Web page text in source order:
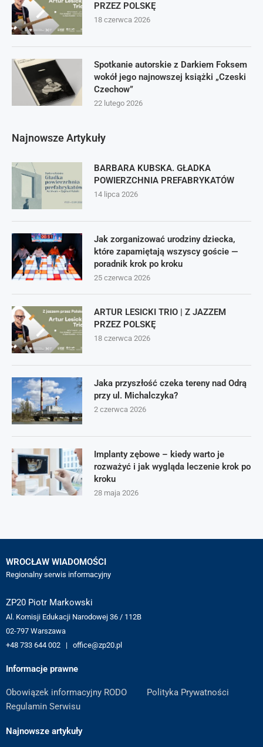
PRZEZ POLSKĘ
18 czerwca 2026
Spotkanie autorskie z Darkiem Foksem
wokół jego najnowszej książki „Czeski
Czechow”
22 lutego 2026
Najnowsze Artykuły
BARBARA KUBSKA. GŁADKA
POWIERZCHNIA PREFABRYKATÓW
14 lipca 2026
Jak zorganizować urodziny dziecka,
które zapamiętają wszyscy goście —
poradnik krok po kroku
25 czerwca 2026
ARTUR LESICKI TRIO | Z JAZZEM
PRZEZ POLSKĘ
18 czerwca 2026
Jaka przyszłość czeka tereny nad Odrą
przy ul. Michalczyka?
2 czerwca 2026
Implanty zębowe – kiedy warto je
rozważyć i jak wygląda leczenie krok po
kroku
28 maja 2026
WROCŁAW WIADOMOŚCI
Regionalny serwis informacyjny
ZP20 Piotr Markowski
Al. Komisji Edukacji Narodowej 36 / 112B
02-797 Warszawa
+48 733 644 002 | office@zp20.pl
Informacje prawne
Obowiązek informacyjny RODO
Polityka Prywatności
Regulamin Serwisu
Najnowsze artykuły